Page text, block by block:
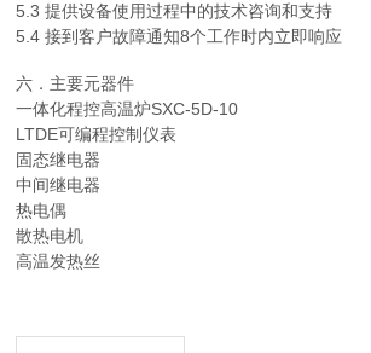
5.3 提供设备使用过程中的技术咨询和支持
5.4 接到客户故障通知8个工作时内立即响应
六．主要元器件
一体化程控高温炉SXC-5D-10
LTDE可编程控制仪表
固态继电器
中间继电器
热电偶
散热电机
高温发热丝